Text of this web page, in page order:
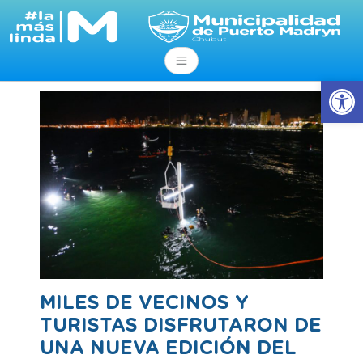
MILES DE VECINOS Y
TURISTAS DISFRUTARON DE
UNA NUEVA EDICIÓN DEL